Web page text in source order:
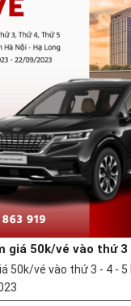
giá 50k/vé vào thứ
50k/vé vào thứ 3 - 4 -